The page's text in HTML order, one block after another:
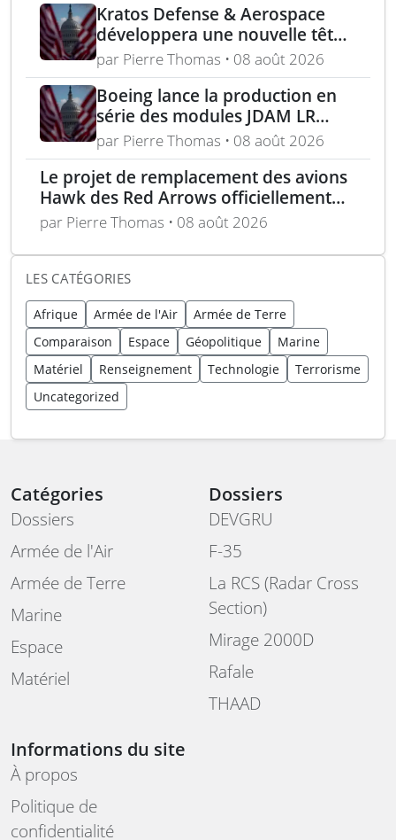
Kratos Defense & Aerospace
développera une nouvelle tête
chercheuse pour les missiles
FGM-148 Javelin
par Pierre Thomas • 08 août 2026
Boeing lance la production en
série des modules JDAM LR
pour frappes de précision
longue portée
par Pierre Thomas • 08 août 2026
Le projet de remplacement des avions
Hawk des Red Arrows officiellement
lancé
par Pierre Thomas • 08 août 2026
LES CATÉGORIES
Afrique Armée de l'Air
Armée de Terre
Comparaison
Espace Géopolitique
Marine
Matériel
Renseignement Technologie
Terrorisme
Uncategorized
Catégories
Dossiers
Armée de l'Air
Armée de Terre
Marine
Espace
Matériel
Dossiers
DEVGRU
F-35
La RCS (Radar Cross
Section)
Mirage 2000D
Rafale
THAAD
Informations du site
À propos
Politique de
confidentialité